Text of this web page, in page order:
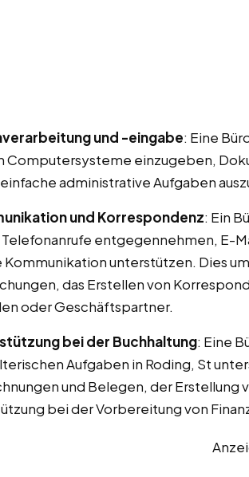
und -eingabe: Eine
Computersysteme einzugeben,
administrative Aufgaben
und Korrespondenz: Ein
Telefonanrufe entgegennehmen, E-
Kommunikation unterstützen. Dies
das Erstellen von
oder Geschäftspartner.
bei der Buchhaltung: Eine
Aufgaben in Roding, St
und Belegen, der
bei der Vorbereitung von